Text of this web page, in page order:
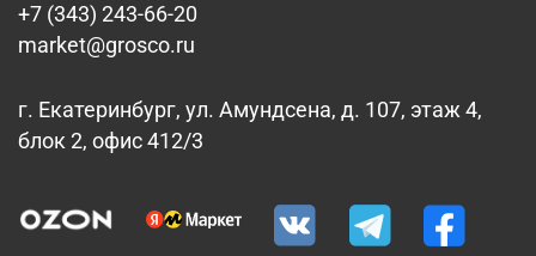
+7 (343) 243-66-20
market@grosco.ru
г. Екатеринбург, ул. Амундсена, д. 107, этаж 4,
блок 2, офис 412/3